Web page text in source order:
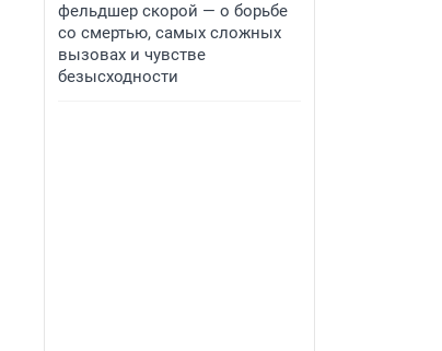
фельдшер скорой — о борьбе
со смертью, самых сложных
вызовах и чувстве
безысходности